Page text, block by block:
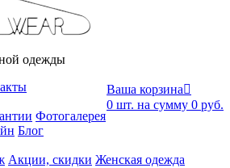
одежды
Ваша корзина
0 шт. на сумму 0 руб.
Фотогалерея
Блог
Акции, скидки Женская одежда